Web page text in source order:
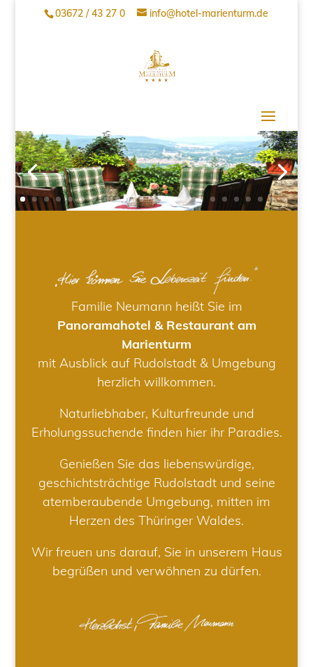
03672 / 43 27 0 info@hotel-marienturm.de
Familie Neumann heißt Sie im
Panoramahotel & Restaurant am
Marienturm
mit Ausblick auf Rudolstadt & Umgebung
herzlich willkommen.
Naturliebhaber, Kulturfreunde und
Erholungssuchende finden hier ihr Paradies.
Genießen Sie das liebenswürdige,
geschichtsträchtige Rudolstadt und seine
atemberaubende Umgebung, mitten im
Herzen des Thüringer Waldes.
Wir freuen uns darauf, Sie in unserem Haus
begrüßen und verwöhnen zu dürfen.